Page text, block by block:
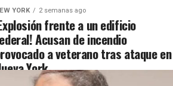
YORK 2 semanas ago
frente a un edificio
Acusan de incendio
a veterano tras ataque en
York